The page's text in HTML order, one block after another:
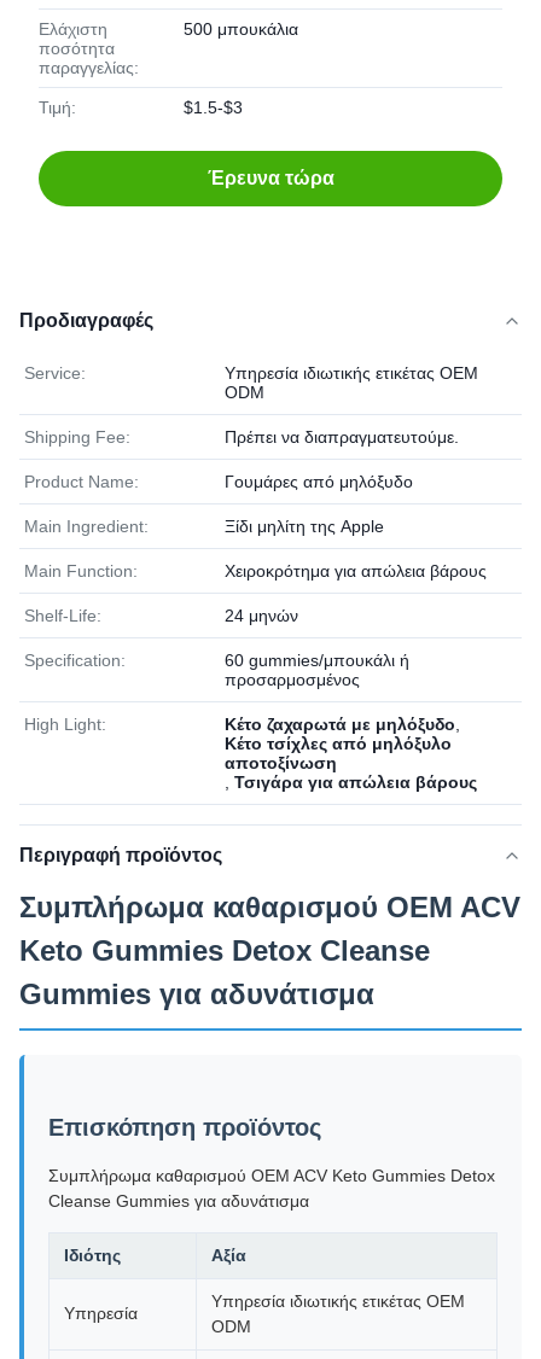
Ελάχιστη
ποσότητα
παραγγελίας:
500 μπουκάλια
Τιμή: $1.5-$3
Έρευνα τώρα
Προδιαγραφές
Service:
Υπηρεσία ιδιωτικής ετικέτας OEM
ODM
Shipping Fee: Πρέπει να διαπραγματευτούμε.
Product Name: Γουμάρες από μηλόξυδο
Main Ingredient: Ξίδι μηλίτη της Apple
Main Function: Χειροκρότημα για απώλεια βάρους
Shelf-Life: 24 μηνών
Specification:
60 gummies/μπουκάλι ή
προσαρμοσμένος
High Light: Κέτο ζαχαρωτά με μηλόξυδο
Κέτο τσίχλες από μηλόξυλο
αποτοξίνωση
Τσιγάρα για απώλεια βάρους
Περιγραφή προϊόντος
Συμπλήρωμα καθαρισμού OEM ACV
Keto Gummies Detox Cleanse
Gummies για αδυνάτισμα
Επισκόπηση προϊόντος
Συμπλήρωμα καθαρισμού OEM ACV Keto Gummies Detox
Cleanse Gummies για αδυνάτισμα
Ιδιότης Αξία
Υπηρεσία
Υπηρεσία ιδιωτικής ετικέτας OEM
ODM